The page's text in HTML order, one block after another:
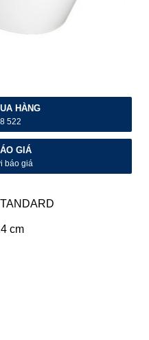
HÀNG
522
GIÁ
báo giá
cm